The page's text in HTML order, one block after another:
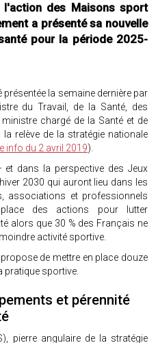
des Maisons sport
a présenté sa nouvelle
pour la période 2025-
présentée la semaine dernière par
du Travail, de la Santé, des
chargé de la Santé et de
relève de la stratégie nationale
info du 2 avril 2019).
dans la perspective des Jeux
2030 qui auront lieu dans les
associations et professionnels
des actions pour lutter
alors que 30 % des Français ne
activité sportive.
de mettre en place douze
pratique sportive.
et pérennité
pierre angulaire de la stratégie